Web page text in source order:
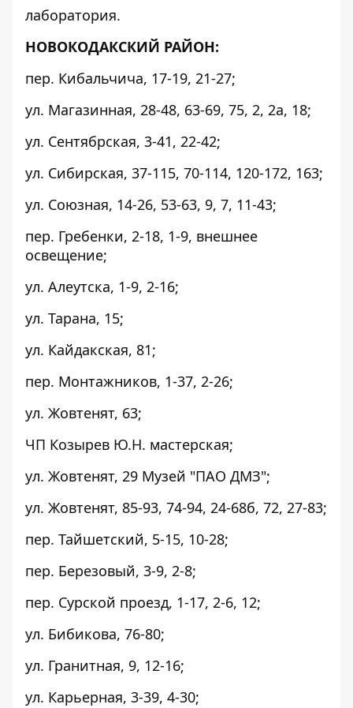
лаборатория.
НОВОКОДАКСКИЙ РАЙОН:
пер. Кибальчича, 17-19, 21-27;
ул. Магазинная, 28-48, 63-69, 75, 2, 2а, 18;
ул. Сентябрская, 3-41, 22-42;
ул. Сибирская, 37-115, 70-114, 120-172, 163;
ул. Союзная, 14-26, 53-63, 9, 7, 11-43;
пер. Гребенки, 2-18, 1-9, внешнее
освещение;
ул. Алеутска, 1-9, 2-16;
ул. Тарана, 15;
ул. Кайдакская, 81;
пер. Монтажников, 1-37, 2-26;
ул. Жовтенят, 63;
ЧП Козырев Ю.Н. мастерская;
ул. Жовтенят, 29 Музей "ПАО ДМЗ";
ул. Жовтенят, 85-93, 74-94, 24-68б, 72, 27-83;
пер. Тайшетский, 5-15, 10-28;
пер. Березовый, 3-9, 2-8;
пер. Сурской проезд, 1-17, 2-6, 12;
ул. Бибикова, 76-80;
ул. Гранитная, 9, 12-16;
ул. Карьерная, 3-39, 4-30;